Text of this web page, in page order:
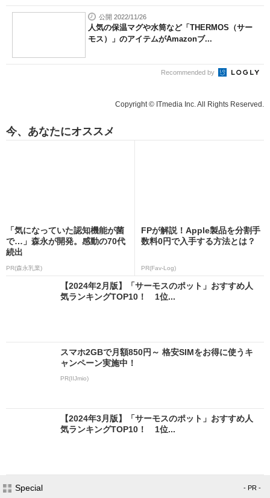
公開 2022/11/26
人気の保温マグや水筒など「THERMOS（サー
モス）」のアイテムがAmazonブ...
Recommended by
Copyright © ITmedia Inc. All Rights Reserved.
今、あなたにオススメ
「気になっていた認知機能が菌
で…」森永が開発。感動の70代
続出
PR(森永乳業)
FPが解説！Apple製品を分割手
数料0円で入手する方法とは？
PR(Fav-Log)
【2024年2月版】「サーモスのポット」おすすめ人
気ランキングTOP10！ 1位...
スマホ2GBで月額850円～ 格安SIMをお得に使うキ
ャンペーン実施中！
PR(IIJmio)
【2024年3月版】「サーモスのポット」おすすめ人
気ランキングTOP10！ 1位...
Special - PR -